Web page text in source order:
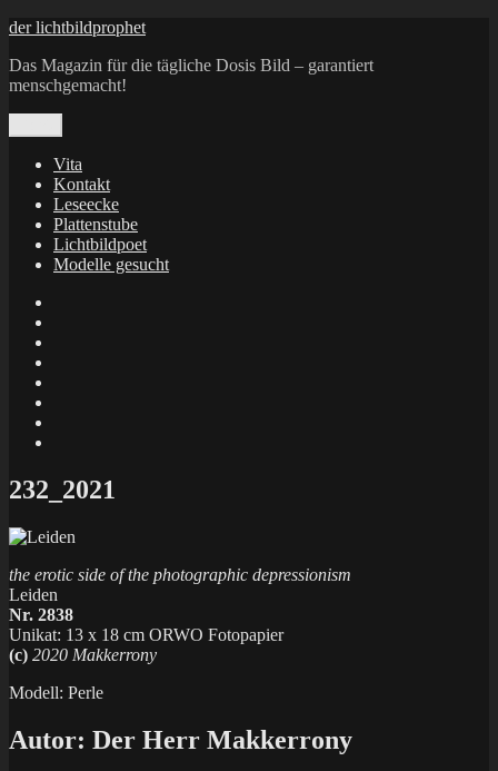
Zum
springen
der lichtbildprophet
Das Magazin für die tägliche Dosis Bild – garantiert
menschgemacht!
Vita
Kontakt
Leseecke
Plattenstube
Lichtbildpoet
Modelle gesucht
X
232_2021
the erotic side of the photographic depressionism
Leiden
Nr. 2838
Unikat: 13 x 18 cm ORWO Fotopapier
(c) 2020 Makkerrony
Modell: Perle
Autor: Der Herr Makkerrony